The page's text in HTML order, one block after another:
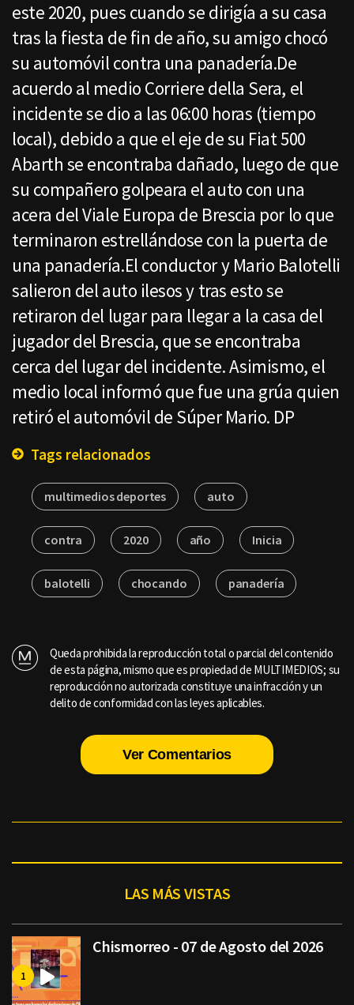
este 2020, pues cuando se dirigía a su casa
tras la fiesta de fin de año, su amigo chocó
su automóvil contra una panadería.De
acuerdo al medio Corriere della Sera, el
incidente se dio a las 06:00 horas (tiempo
local), debido a que el eje de su Fiat 500
Abarth se encontraba dañado, luego de que
su compañero golpeara el auto con una
acera del Viale Europa de Brescia por lo que
terminaron estrellándose con la puerta de
una panadería.El conductor y Mario Balotelli
salieron del auto ilesos y tras esto se
retiraron del lugar para llegar a la casa del
jugador del Brescia, que se encontraba
cerca del lugar del incidente. Asimismo, el
medio local informó que fue una grúa quien
retiró el automóvil de Súper Mario. DP
Tags relacionados
multimedios deportes auto
contra 2020 año Inicia
balotelli chocando panadería
Queda prohibida la reproducción total o parcial del contenido
de esta página, mismo que es propiedad de MULTIMEDIOS; su
reproducción no autorizada constituye una infracción y un
delito de conformidad con las leyes aplicables.
Ver Comentarios
LAS MÁS VISTAS
Chismorreo - 07 de Agosto del 2026